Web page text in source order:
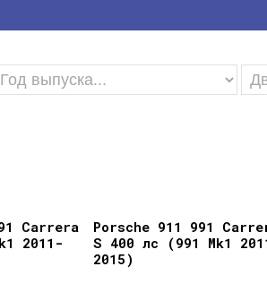
Carrera
2011-
Porsche 911 991
S 400 лс (991 Mk1
2015)